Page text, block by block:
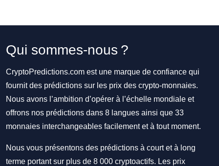
Qui sommes-nous ?
CryptoPredictions.com est une marque de confiance qui
fournit des prédictions sur les prix des crypto-monnaies.
Nous avons l’ambition d’opérer à l’échelle mondiale et
offrons nos prédictions dans 8 langues ainsi que 33
monnaies interchangeables facilement et à tout moment.
Nous vous présentons des prédictions à court et à long
terme portant sur plus de 8 000 cryptoactifs. Les prix